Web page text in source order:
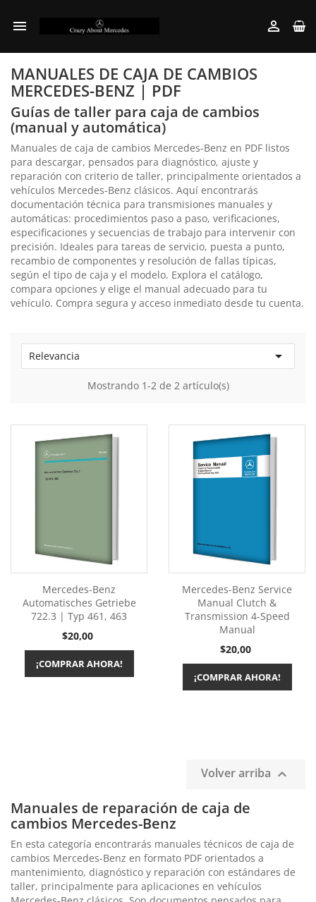
 
MANUALES DE CAJA DE CAMBIOS
MERCEDES-BENZ | PDF
Guías de taller para caja de cambios
(manual y automática)
Manuales de caja de cambios Mercedes-Benz en PDF listos
para descargar, pensados para diagnóstico, ajuste y
reparación con criterio de taller, principalmente orientados a
vehículos Mercedes-Benz clásicos. Aquí encontrarás
documentación técnica para transmisiones manuales y
automáticas: procedimientos paso a paso, verificaciones,
especificaciones y secuencias de trabajo para intervenir con
precisión. Ideales para tareas de servicio, puesta a punto,
recambio de componentes y resolución de fallas típicas,
según el tipo de caja y el modelo. Explora el catálogo,
compara opciones y elige el manual adecuado para tu
vehículo. Compra segura y acceso inmediato desde tu cuenta.
Relevancia 
Mostrando 1-2 de 2 artículo(s)
Mercedes-Benz
Automatisches Getriebe
722.3 | Typ 461, 463
Precio
$20,00
¡COMPRAR AHORA!
Mercedes-Benz Service
Manual Clutch &
Transmission 4-Speed
Manual
Precio
$20,00
¡COMPRAR AHORA!
Volver arriba 
Manuales de reparación de caja de
cambios Mercedes-Benz
En esta categoría encontrarás manuales técnicos de caja de
cambios Mercedes-Benz en formato PDF orientados a
mantenimiento, diagnóstico y reparación con estándares de
taller, principalmente para aplicaciones en vehículos